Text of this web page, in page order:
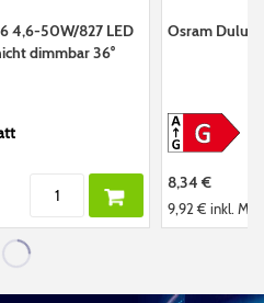
4,6-50W/827 LED
dimmbar 36°
Osram Dulux
8,34 €
9,92 €inkl.